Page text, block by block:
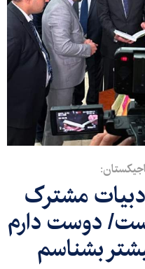
مشترک
دوست دارم
بشناسم